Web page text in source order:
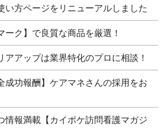
い方ページをリニューアルしました
ーク】で良質な商品を厳選！
アップは業界特化のプロに相談！
成功報酬】ケアマネさんの採用をお
情報満載【カイポケ訪問看護マガジ